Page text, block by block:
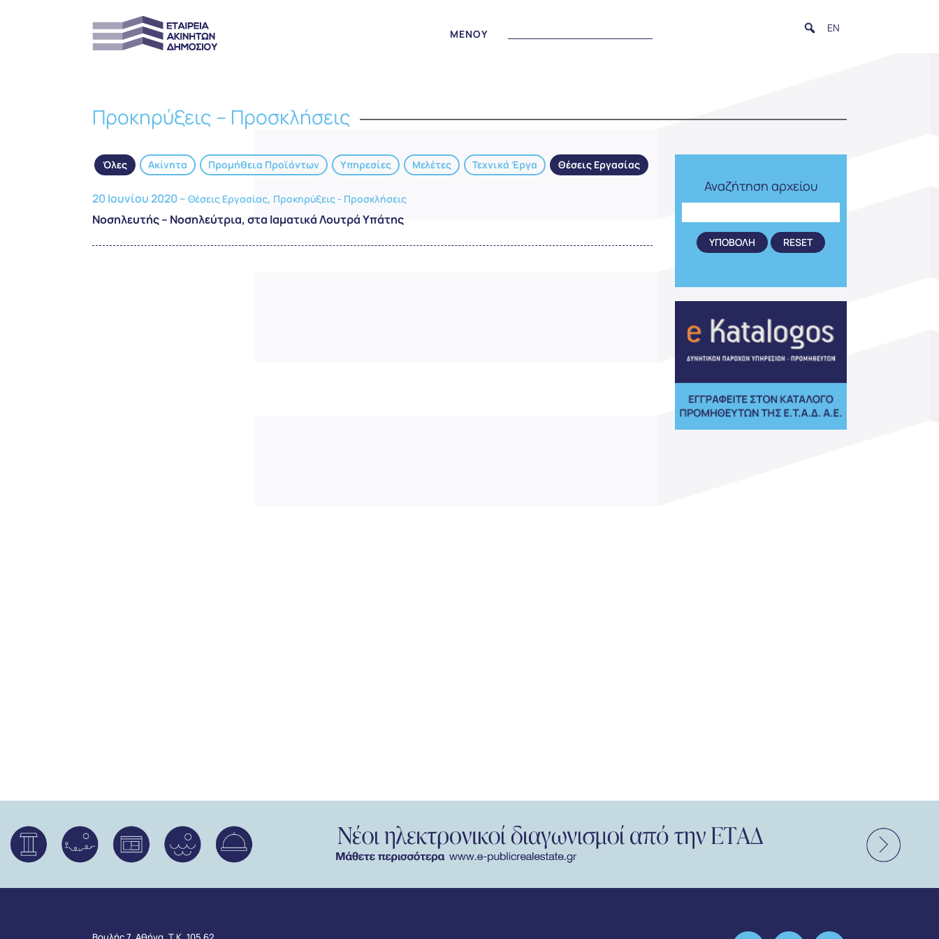
MENOY EN
Προκηρύξεις – Προσκλήσεις
Όλες Ακίνητα Προμήθεια Προϊόντων Υπηρεσίες Μελέτες Τεχνικά Έργα Θέσεις Εργασίας
20 Ιουνίου 2020 – Θέσεις Εργασίας, Προκηρύξεις - Προσκλήσεις
Νοσηλευτής – Νοσηλεύτρια, στα Ιαματικά Λουτρά Υπάτης
Αναζήτηση αρχείου